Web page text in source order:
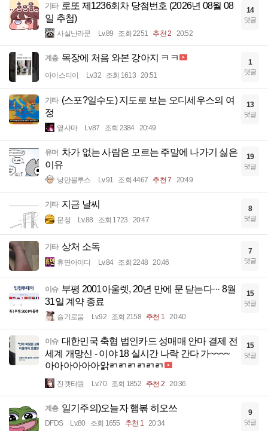
기타 로또 제1236회차 당첨번호 (2026년 08월 08
일 추첨)
사실난라쿤 Lv.89 조회 2251 추천 2 20:52
14
댓글
계층 목장에 처음 와본 강아지 ㅋㅋ
아이스티이 Lv.32 조회 1613 20:51
1
댓글
기타 (스포?일수도) 지도로 보는 오디세우스의 여
정
옆사마 Lv.87 조회 2384 20:49
13
댓글
유머 차가 없는 사람은 모르는 주말에 나가기 싫은
이유
낭만블루스 Lv.91 조회 4467 추천 7 20:49
19
댓글
기타 지금 날씨
문정 Lv.88 조회 1723 20:47
8
댓글
기타 상처 소독
휴면아이디 Lv.84 조회 2248 20:46
7
댓글
이슈 부평 2001아울렛, 20년 만에 문 닫는다··· 8월
31일 계약 종료
슬기로움 Lv.92 조회 2158 추천 1 20:40
15
댓글
이슈 대한민국 축협 법인카드 성매매 안마 결제 전
세계 개망신 - 이야 18 실시간 나락 간다 가~~~~
아아아아아아앍ㄺㄺㄺㄺㄺㄺ
진겟타원 Lv.70 조회 1852 추천 2 20:36
15
댓글
계층 일기주의)오늘자 햄볶 히오쓰
DFDS Lv.80 조회 1655 추천 1 20:34
9
댓글